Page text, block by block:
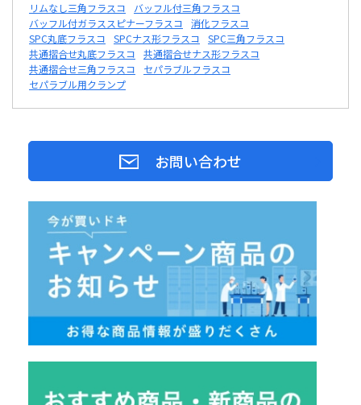
リムなし三角フラスコ
バッフル付三角フラスコ
バッフル付ガラススピナーフラスコ
消化フラスコ
SPC丸底フラスコ
SPCナス形フラスコ
SPC三角フラスコ
共通摺合せ丸底フラスコ
共通摺合せナス形フラスコ
共通摺合せ三角フラスコ
セパラブルフラスコ
セパラブル用クランプ
お問い合わせ